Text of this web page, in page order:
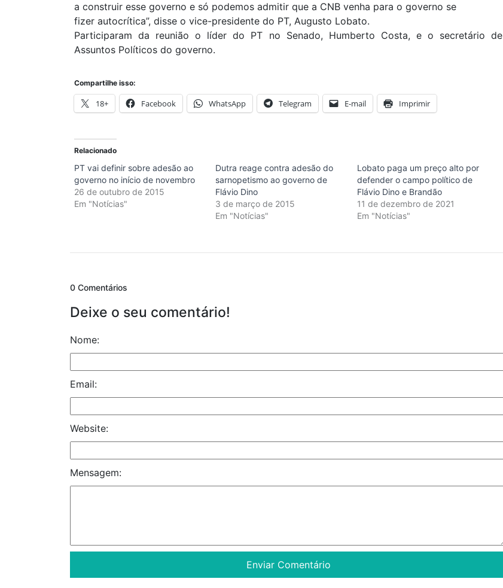
a construir esse governo e só podemos admitir que a CNB venha para o governo se
fizer autocrítica”, disse o vice-presidente do PT, Augusto Lobato.
Participaram da reunião o líder do PT no Senado, Humberto Costa, e o secretário de
Assuntos Políticos do governo.
Compartilhe isso:
18+ Facebook WhatsApp Telegram E-mail Imprimir
Relacionado
PT vai definir sobre adesão ao
governo no início de novembro
26 de outubro de 2015
Em "Notícias"
Dutra reage contra adesão do
sarnopetismo ao governo de
Flávio Dino
3 de março de 2015
Em "Notícias"
Lobato paga um preço alto por
defender o campo político de
Flávio Dino e Brandão
11 de dezembro de 2021
Em "Notícias"
0 Comentários
Deixe o seu comentário!
Nome:
Email:
Website:
Mensagem: